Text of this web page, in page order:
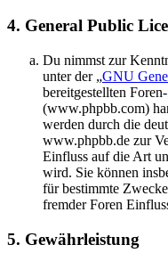
4. General Public
Du nimmst zur
unter der „GNU
bereitgestellten
(www.phpbb.com)
werden durch die
www.phpbb.de zur
Einfluss auf die Art
wird. Sie können
für bestimmte
fremder Foren
5. Gewährleistung